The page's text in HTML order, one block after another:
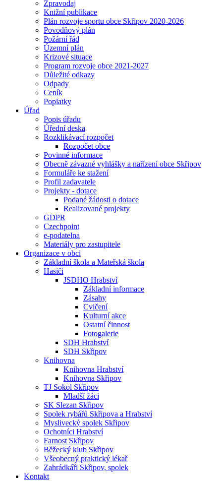
Zpravodaj
Knižní publikace
Plán rozvoje sportu obce Skřipov 2020-2026
Povodňový plán
Požární řád
Územní plán
Krizové situace
Program rozvoje obce 2021-2027
Důležité odkazy
Odpady
Ceník
Poplatky
Úřad
Popis úřadu
Úřední deska
Rozklikávací rozpočet
Rozpočet obce
Povinné informace
Obecně závazné vyhlášky a nařízení obce Skřipov
Formuláře ke stažení
Profil zadavatele
Projekty - dotace
Podané žádosti o dotace
Realizované projekty
GDPR
Czechpoint
e-podatelna
Materiály pro zastupitele
Organizace v obci
Základní škola a Mateřská škola
Hasiči
JSDHO Hrabství
Základní informace
Zásahy
Cvičení
Kulturní akce
Ostatní činnost
Fotogalerie
SDH Hrabství
SDH Skřipov
Knihovna
Knihovna Hrabství
Knihovna Skřipov
TJ Sokol Skřipov
Mladší žáci
SK Slezan Skřipov
Spolek rybářů Skřipova a Hrabství
Myslivecký spolek Skřipov
Ochotníci Hrabství
Farnost Skřipov
Běžecký klub Skřipov
Všeobecný praktický lékař
Zahrádkáři Skřipov, spolek
Kontakt